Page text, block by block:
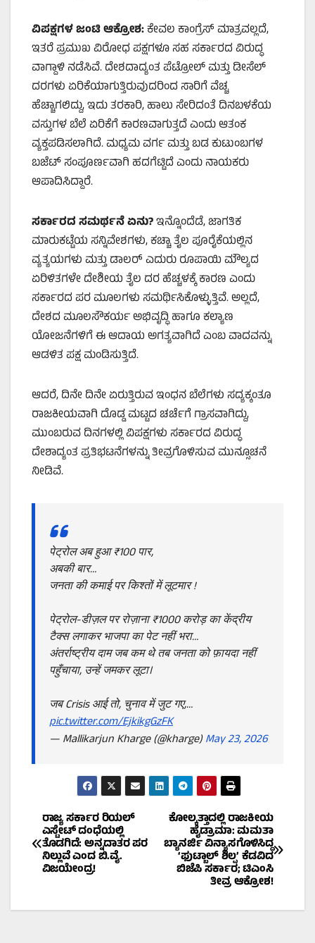
ವಿಪಕ್ಷಗಳ ಜಂಟಿ ಆಕ್ರೋಶ:ಕೇವಲ ಕಾಂಗ್ರೆಸ್ ಮಾತ್ರವಲ್ಲದೆ,
ಇತರೆ ಪ್ರಮುಖ ವಿರೋಧ ಪಕ್ಷಗಳೂ ಸಹ ಸರ್ಕಾರದ ವಿರುದ್ಧ
ವಾಗ್ದಾಳಿ ನಡೆಸಿವೆ. ದೇಶದಾದ್ಯಂತ ಪೆಟ್ರೋಲ್ ಮತ್ತು ಡೀಸೆಲ್
ದರಗಳು ಏರಿಕೆಯಾಗುತ್ತಿರುವುದರಿಂದ ಸಾರಿಗೆ ವೆಚ್ಚ
ಹೆಚ್ಚಾಗಲಿದ್ದು, ಇದು ತರಕಾರಿ, ಹಾಲು ಸೇರಿದಂತೆ ದಿನಬಳಕೆಯ
ವಸ್ತುಗಳ ಬೆಲೆ ಏರಿಕೆಗೆ ಕಾರಣವಾಗುತ್ತದೆ ಎಂದು ಆತಂಕ
ವ್ಯಕ್ತಪಡಿಸಲಾಗಿದೆ. ಮಧ್ಯಮ ವರ್ಗ ಮತ್ತು ಬಡ ಕುಟುಂಬಗಳ
ಬಜೆಟ್ ಸಂಪೂರ್ಣವಾಗಿ ಹದಗೆಟ್ಟಿದೆ ಎಂದು ನಾಯಕರು
ಆಪಾದಿಸಿದ್ದಾರೆ.
ಸರ್ಕಾರದ ಸಮರ್ಥನೆ ಏನು?ಇನ್ನೊಂದೆಡೆ, ಜಾಗತಿಕ
ಮಾರುಕಟ್ಟೆಯ ಸನ್ನಿವೇಶಗಳು, ಕಚ್ಚಾ ತೈಲ ಪೂರೈಕೆಯಲ್ಲಿನ
ವ್ಯತ್ಯಯಗಳು ಮತ್ತು ಡಾಲರ್ ಎದುರು ರೂಪಾಯಿ ಮೌಲ್ಯದ
ಏರಿಳಿತಗಳೇ ದೇಶೀಯ ತೈಲ ದರ ಹೆಚ್ಚಳಕ್ಕೆ ಕಾರಣ ಎಂದು
ಸರ್ಕಾರದ ಪರ ಮೂಲಗಳು ಸಮರ್ಥಿಸಿಕೊಳ್ಳುತ್ತಿವೆ. ಅಲ್ಲದೆ,
ದೇಶದ ಮೂಲಸೌಕರ್ಯ ಅಭಿವೃದ್ಧಿ ಹಾಗೂ ಕಲ್ಯಾಣ
ಯೋಜನೆಗಳಿಗೆ ಈ ಆದಾಯ ಅಗತ್ಯವಾಗಿದೆ ಎಂಬ ವಾದವನ್ನು
ಆಡಳಿತ ಪಕ್ಷ ಮಂಡಿಸುತ್ತಿದೆ.
ಆದರೆ, ದಿನೇ ದಿನೇ ಏರುತ್ತಿರುವ ಇಂಧನ ಬೆಲೆಗಳು ಸದ್ಯಕ್ಕಂತೂ
ರಾಜಕೀಯವಾಗಿ ದೊಡ್ಡ ಮಟ್ಟದ ಚರ್ಚೆಗೆ ಗ್ರಾಸವಾಗಿದ್ದು,
ಮುಂಬರುವ ದಿನಗಳಲ್ಲಿ ವಿಪಕ್ಷಗಳು ಸರ್ಕಾರದ ವಿರುದ್ಧ
ದೇಶಾದ್ಯಂತ ಪ್ರತಿಭಟನೆಗಳನ್ನು ತೀವ್ರಗೊಳಿಸುವ ಮುನ್ಸೂಚನೆ
ನೀಡಿವೆ.
पेट्रोल अब हुआ ₹100 पार,
अबकी बार…
जनता की कमाई पर किश्तों में लूटमार !
पेट्रोल-डीज़ल पर रोज़ाना ₹1000 करोड़ का केंद्रीय
टैक्स लगाकर भाजपा का पेट नहीं भरा…
अंतर्राष्ट्रीय दाम जब कम थे तब जनता को फ़ायदा नहीं
पहुँचाया, उन्हें जमकर लूटा।
जब Crisis आई तो, चुनाव में जुट गए,…
pic.twitter.com/EjkikgGzFK
— Mallikarjun Kharge (@kharge)May 23, 2026
Post
navigation
ಕೋಲ್ಕತ್ತಾದಲ್ಲಿ ರಾಜಕೀಯ
ಹೈಡ್ರಾಮಾ: ಮಮತಾ
ಬ್ಯಾನರ್ಜಿ ವಿನ್ಯಾಸಗೊಳಿಸಿದ್ದ
‘ಫುಟ್ಬಾಲ್ ಶಿಲ್ಪ’ ಕೆಡವಿದ
ಬಿಜೆಪಿ ಸರ್ಕಾರ; ಟಿಎಂಸಿ
ತೀವ್ರ ಆಕ್ರೋಶ!
ರಾಜ್ಯ ಸರ್ಕಾರ ರಿಯಲ್
ಎಸ್ಟೇಟ್ ದಂಧೆಯಲ್ಲಿ
ತೊಡಗಿದೆ: ಅನ್ನದಾತರ ಪರ
ನಿಲ್ಲುವೆ ಎಂದ ಬಿ.ವೈ.
ವಿಜಯೇಂದ್ರ!